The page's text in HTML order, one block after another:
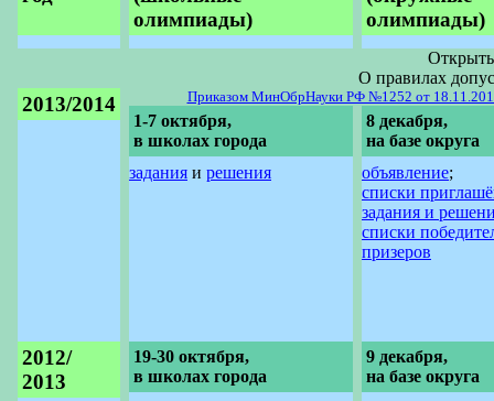
олимпиады)
олимпиады)
О правилах
2013/2014 Приказом МинОбрНауки РФ №1252 от
1-7 октября,
в школах города
задания и решения
8 декабря,
на базе округа
объявление;
списки
задания и
списки
призеров
2012/
2013
19-30 октября,
в школах города
9 декабря,
на базе округа